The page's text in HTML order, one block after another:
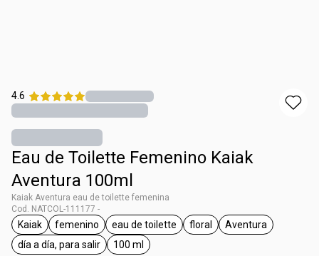
4.6
Eau de Toilette Femenino Kaiak
Aventura 100ml
Kaiak Aventura eau de toilette femenina
Cod. NATCOL-111177 -
general.tag Kaiak
Kaiak
general.tag femenino
femenino
general.tag eau de toilette
eau de toilette
general.tag floral
floral
general.tag
Aventura
general.tag día a día, para salir
día a día, para salir
general.tag 100 ml
100 ml